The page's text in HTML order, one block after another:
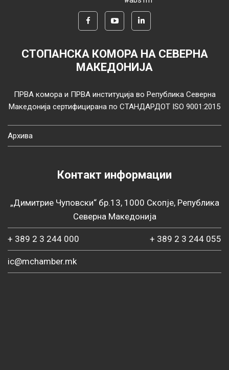
СТОПАНСКА КОМОРА НА СЕВЕРНА
МАКЕДОНИЈА
ПРВА комора и ПРВА институција во Република Северна
Македонија сертифицирана по СТАНДАРДОТ ISO 9001:2015
Архива
Контакт информации
„Димитрие Чуповски“ бр.13, 1000 Скопје, Република
Северна Македонија
+ 389 2 3 244 000 + 389 2 3 244 055
ic@mchamber.mk